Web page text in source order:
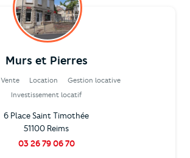
Murs et Pierres
Vente Location
Gestion locative
Investissement locatif
6 Place Saint Timothée
51100 Reims
03 26 79 06 70